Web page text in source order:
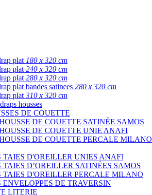
plat 180 x 320 cm
plat 240 x 320 cm
plat 280 x 320 cm
plat bandes satinees 280 x 320 cm
plat 310 x 320 cm
housses
DE COUETTE
DE COUETTE SATINÉE SAMOS
DE COUETTE UNIE ANAFI
DE COUETTE PERCALE MILANO
TAIES D'OREILLER UNIES ANAFI
TAIES D’OREILLER SATINÉES SAMOS
TAIES D'OREILLER PERCALE MILANO
ENVELOPPES DE TRAVERSIN
LITERIE